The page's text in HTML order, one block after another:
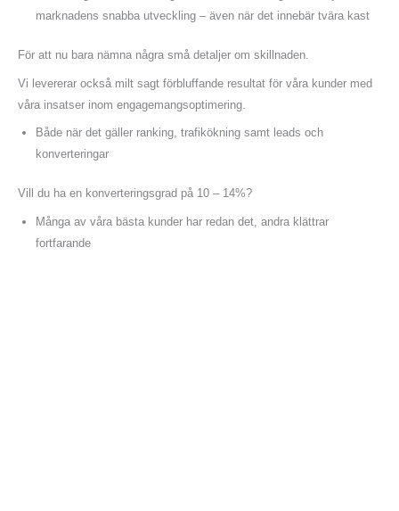
marknadens snabba utveckling – även när det innebär tvära kast
För att nu bara nämna några små detaljer om skillnaden.
Vi levererar också milt sagt förbluffande resultat för våra kunder med
våra insatser inom engagemangsoptimering.
Både när det gäller ranking, trafikökning samt leads och
konverteringar
Vill du ha en konverteringsgrad på 10 – 14%?
Många av våra bästa kunder har redan det, andra klättrar
fortfarande